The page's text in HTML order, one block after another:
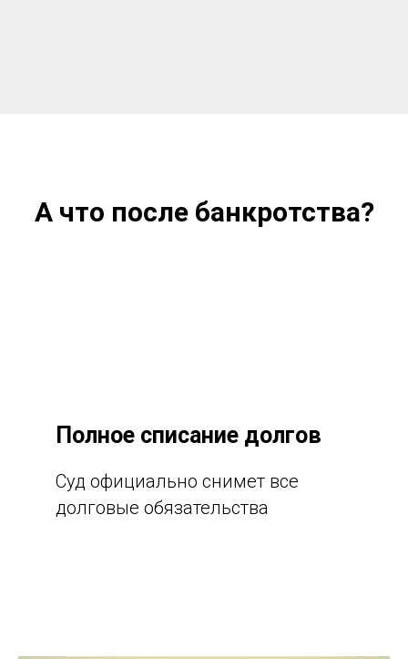
А что после банкротства?
Полное списание долгов
Суд официально снимет все
долговые обязательства